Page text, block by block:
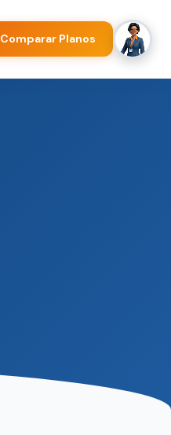
Comparar Planos